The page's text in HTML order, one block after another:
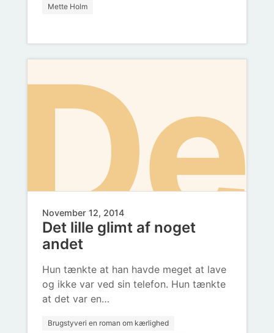
Mette Holm
November 12, 2014
Det lille glimt af noget
andet
Hun tænkte at han havde meget at lave
og ikke var ved sin telefon. Hun tænkte
at det var en…
Brugstyveri en roman om kærlighed